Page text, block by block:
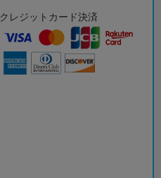
クレジットカード決済